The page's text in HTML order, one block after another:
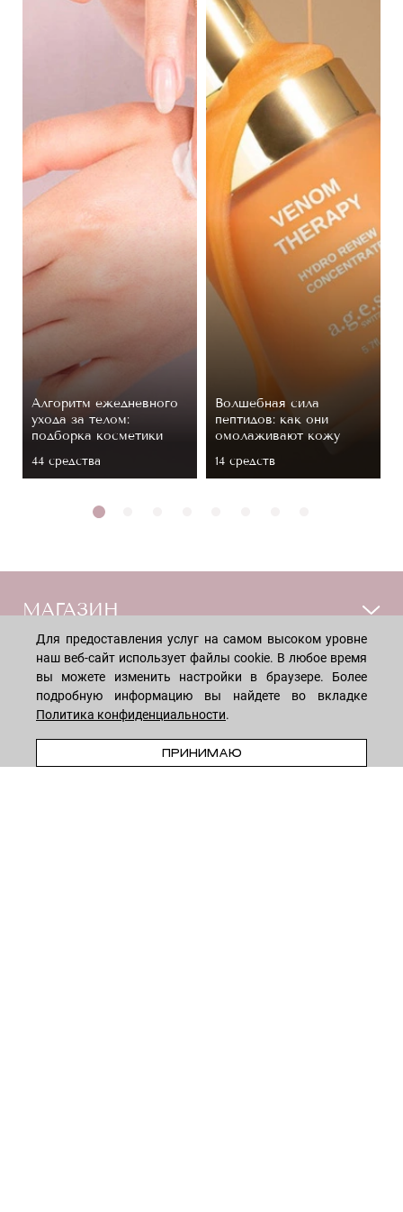
ПРЕДЗАКАЗ
Алгоритм ежедневного
ухода за телом:
подборка косметики
44 средствa
Волшебная сила
пептидов: как они
омолаживают кожу
14 средств
МАГАЗИН
Лицо
Мужчинам
Тело
ПОКУПАТЕЛЯМ
Способы оплаты
Доставка товара
Обмен и возврат
КОМПАНИЯ
О нас
НОВОСТНАЯ РАССЫЛКА
Для предоставления услуг на самом высоком уровне
наш веб-сайт использует файлы cookie. В любое время
вы можете изменить настройки в браузере. Более
подробную информацию вы найдете во вкладке
Политика конфиденциальности.
ПРИНИМАЮ